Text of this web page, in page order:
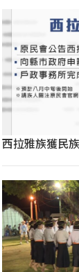
西拉雅族獲民